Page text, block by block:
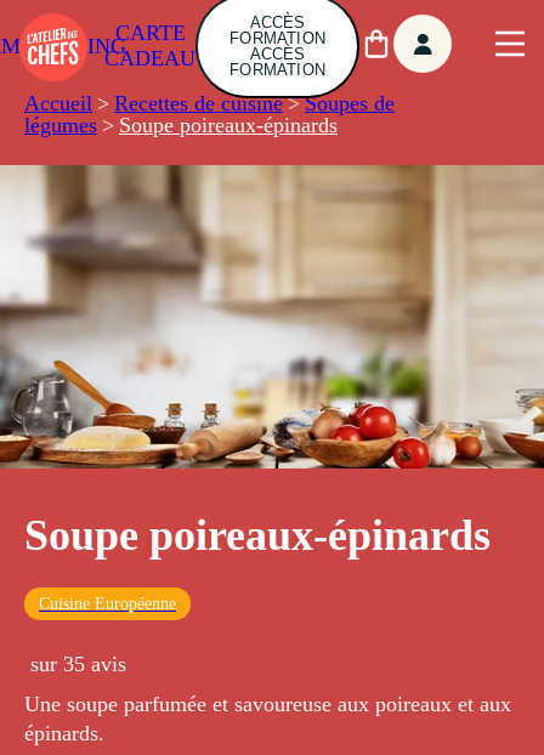
CARTE
CADEAU
ACCÈS
FORMATION
ACCÈS
FORMATION
Accueil > Recettes de cuisine > Soupes de
légumes > Soupe poireaux-épinards
Soupe poireaux-épinards
Cuisine Européenne
sur 35 avis
Une soupe parfumée et savoureuse aux poireaux et aux
épinards.